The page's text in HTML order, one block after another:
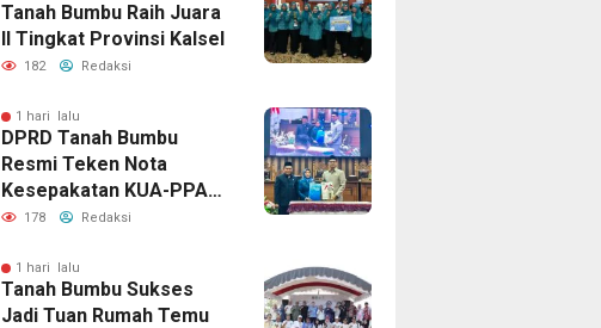
Tanah Bumbu Raih Juara
II Tingkat Provinsi Kalsel
182 Redaksi
1 hari lalu
DPRD Tanah Bumbu
Resmi Teken Nota
Kesepakatan KUA-PPAS
Perubahan APBD 2026
178 Redaksi
1 hari lalu
Tanah Bumbu Sukses
Jadi Tuan Rumah Temu